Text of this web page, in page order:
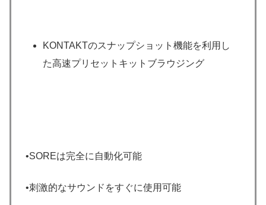
KONTAKTのスナップショット機能を利用し
た高速プリセットキットブラウジング
•SOREは完全に自動化可能
•刺激的なサウンドをすぐに使用可能